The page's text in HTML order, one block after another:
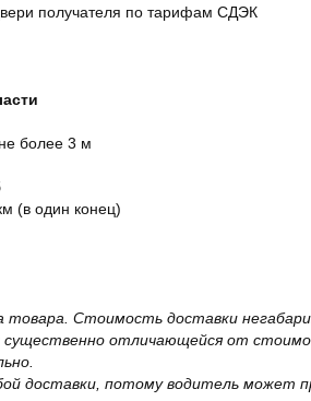
получателя по тарифам СДЭК
более 3 м
(в один конец)
Стоимость доставки
отличающейся от
доставки, потому водитель может